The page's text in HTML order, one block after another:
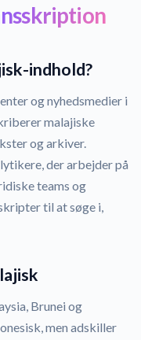
indhold?
og nyhedsmedier i
malajiske
og arkiver.
der arbejder på
teams og
til at søge i,
Brunei og
men adskiller